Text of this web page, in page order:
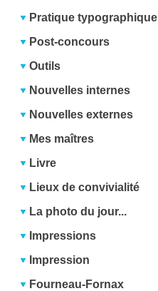
Pratique typographique
Post-concours
Outils
Nouvelles internes
Nouvelles externes
Mes maîtres
Livre
Lieux de convivialité
La photo du jour...
Impressions
Impression
Fourneau-Fornax